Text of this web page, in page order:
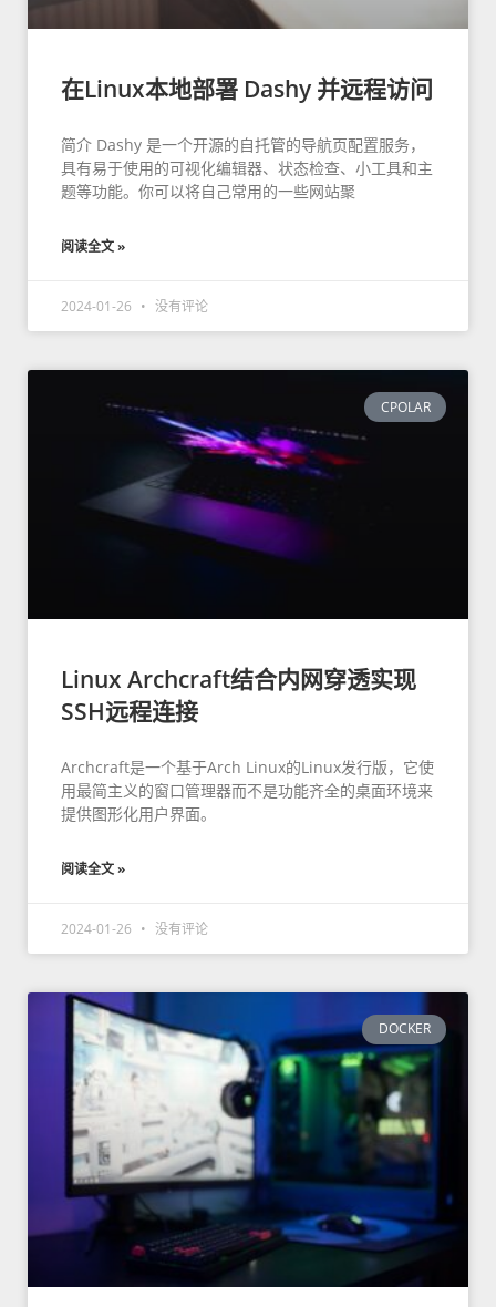
在Linux本地部署 Dashy 并远程访问
简介 Dashy 是一个开源的自托管的导航页配置服务，
具有易于使用的可视化编辑器、状态检查、小工具和主
题等功能。你可以将自己常用的一些网站聚
阅读全文 »
2024-01-26 没有评论
CPOLAR
Linux Archcraft结合内网穿透实现
SSH远程连接
Archcraft是一个基于Arch Linux的Linux发行版，它使
用最简主义的窗口管理器而不是功能齐全的桌面环境来
提供图形化用户界面。
阅读全文 »
2024-01-26 没有评论
DOCKER